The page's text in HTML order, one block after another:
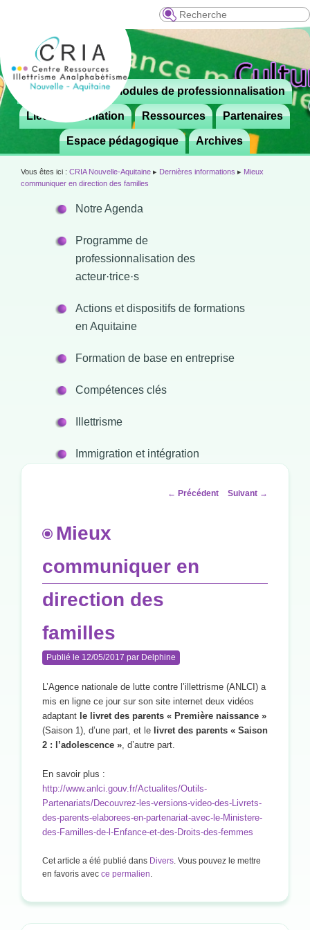
Recherche
Menu
principal
Aller
contenu
principal
 Le CRIA Modules de professionnalisation
Lieux de formation Ressources Partenaires
Espace pédagogique Archives
Vous êtes ici : CRIA Nouvelle-Aquitaine ▸ Dernières informations ▸ Mieux
communiquer en direction des familles
Notre Agenda
Programme de
professionnalisation des
acteur·trice·s
Actions et dispositifs de formations
en Aquitaine
Formation de base en entreprise
Compétences clés
Illettrisme
Immigration et intégration
Navigation
← Précédent Suivant →
Mieux
communiquer en
direction des
familles
Publié le 12/05/2017 par Delphine
L’Agence nationale de lutte contre l’illettrisme (ANLCI) a
mis en ligne ce jour sur son site internet deux vidéos
adaptant le livret des parents « Première naissance »
(Saison 1), d’une part, et le livret des parents « Saison
2 : l’adolescence », d’autre part.
En savoir plus :
http://www.anlci.gouv.fr/Actualites/Outils-
Partenariats/Decouvrez-les-versions-video-des-Livrets-
des-parents-elaborees-en-partenariat-avec-le-Ministere-
des-Familles-de-l-Enfance-et-des-Droits-des-femmes
Cet article a été publié dans Divers . Vous pouvez le mettre
en favoris avec ce permalien